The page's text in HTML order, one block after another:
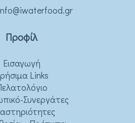
Προφίλ
Εισαγωγή
Links
Συνεργάτες